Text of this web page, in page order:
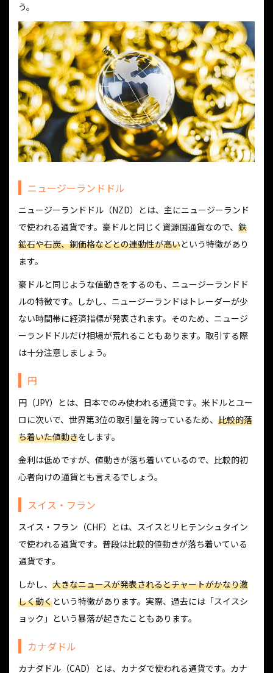
う。
ニュージーランドドル
ニュージーランドドル（NZD）とは、主にニュージーランド
で使われる通貨です。豪ドルと同じく資源国通貨なので、 鉄
鉱石や石炭、銅価格などとの連動性が高いという特徴があり
ます。
豪ドルと同じような値動きをするのも、ニュージーランドド
ルの特徴です。しかし、ニュージーランドはトレーダーが少
ない時間帯に経済指標が発表されます。そのため、ニュージ
ーランドドルだけ相場が荒れることもあります。取引する際
は十分注意しましょう。
円
円（JPY）とは、日本でのみ使われる通貨です。米ドルとユー
ロに次いで、世界第3位の取引量を誇っているため、 比較的落
ち着いた値動きをします。
金利は低めですが、値動きが落ち着いているので、比較的初
心者向けの通貨とも言えるでしょう。
スイス・フラン
スイス・フラン（CHF）とは、スイスとリヒテンシュタイン
で使われる通貨です。普段は比較的値動きが落ち着いている
通貨です。
しかし、 大きなニュースが発表されるとチャートがかなり激
しく動くという特徴があります。実際、過去には「スイスシ
ョック」という暴落が起きたこともあります。
カナダドル
カナダドル（CAD）とは、カナダで使われる通貨です。カナ